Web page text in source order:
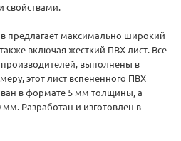
свойствами.
предлагает максимально широкий
включая жесткий ПВХ лист. Все
выполнены в
этот лист вспененного ПВХ
в формате 5 мм толщины, а
Разработан и изготовлен в